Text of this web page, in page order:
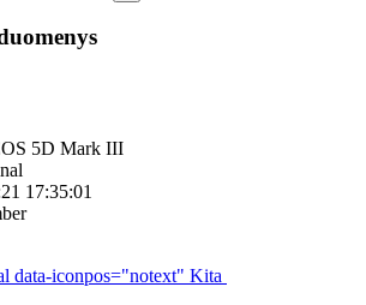
5D Mark III
17:35:01
data-iconpos="notext" Kita